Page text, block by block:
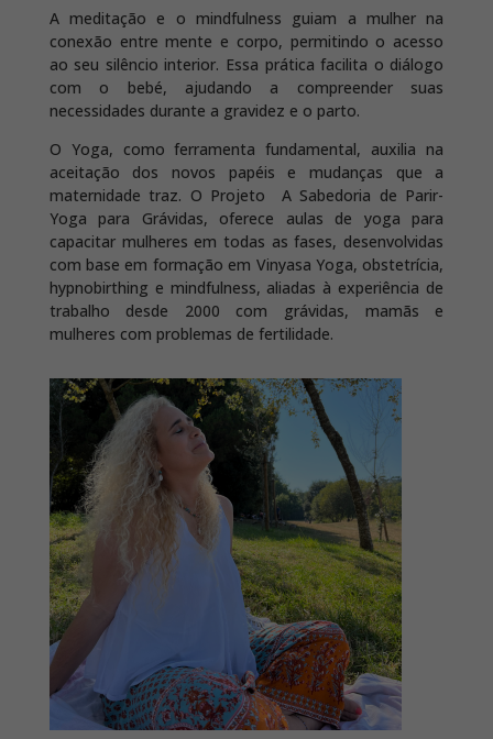
A meditação e o mindfulness guiam a mulher na
conexão entre mente e corpo, permitindo o acesso
ao seu silêncio interior. Essa prática facilita o diálogo
com o bebé, ajudando a compreender suas
necessidades durante a gravidez e o parto.
O Yoga, como ferramenta fundamental, auxilia na
aceitação dos novos papéis e mudanças que a
maternidade traz. O Projeto A Sabedoria de Parir-
Yoga para Grávidas, oferece aulas de yoga para
capacitar mulheres em todas as fases, desenvolvidas
com base em formação em Vinyasa Yoga, obstetrícia,
hypnobirthing e mindfulness, aliadas à experiência de
trabalho desde 2000 com grávidas, mamãs e
mulheres com problemas de fertilidade.